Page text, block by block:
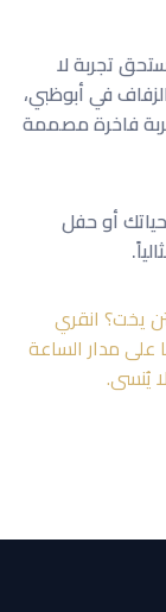
تجربة لا
في أبوظبي،
فاخرة مصممة
أو حفل
يخت؟ انقري
على مدار الساعة
يُنسى.